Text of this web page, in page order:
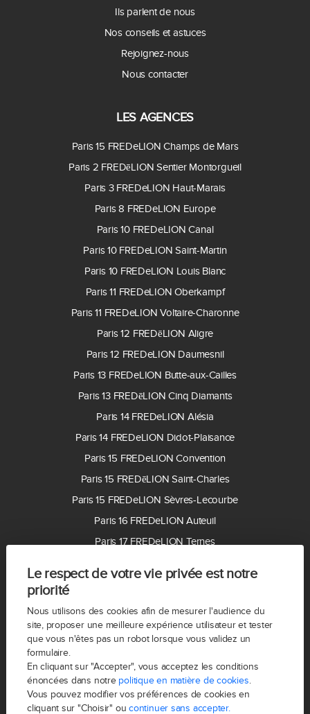
Le respect de votre vie privée est notre
priorité
Nous utilisons des cookies afin de mesurer l'audience du
site, proposer une meilleure expérience utilisateur et tester
que vous n'êtes pas un robot lorsque vous validez un
formulaire.
En cliquant sur "Accepter", vous acceptez les conditions
énoncées dans notre politique en matière de cookies.
Vous pouvez modifier vos préférences de cookies en
cliquant sur "Choisir" oucontinuer sans accepter.
Ils parlent de nous
Nos conseils et astuces
Rejoignez-nous
Nous contacter
LES AGENCES
Paris 15 FREDeLION Champs de Mars
Paris 2 FREDēLION Sentier Montorgueil
Paris 3 FREDeLION Haut-Marais
Paris 8 FREDeLION Europe
Paris 10 FREDeLION Canal
Paris 10 FREDeLION Saint-Martin
Paris 10 FREDeLION Louis Blanc
Paris 11 FREDeLION Oberkampf
Paris 11 FREDeLION Voltaire-Charonne
Paris 12 FREDēLION Aligre
Paris 12 FREDeLION Daumesnil
Paris 13 FREDeLION Butte-aux-Cailles
Paris 13 FREDēLION Cinq Diamants
Paris 14 FREDeLION Alésia
Paris 14 FREDeLION Didot-Plaisance
Paris 15 FREDeLION Convention
Paris 15 FREDēLION Saint-Charles
Paris 15 FREDeLION Sèvres-Lecourbe
Paris 16 FREDeLION Auteuil
Paris 17 FREDeLION Ternes
Paris 18 FREDeLION Montmartre
Paris 20 FREDeLION Gambetta
92100 FREDeLION Boulogne
92200 FREDeLION Neuilly-sur-Seine
92300 FREDeLION Levallois